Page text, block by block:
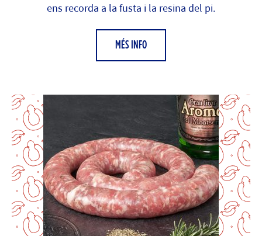
ens recorda a la fusta i la resina del pi.
MÉS INFO